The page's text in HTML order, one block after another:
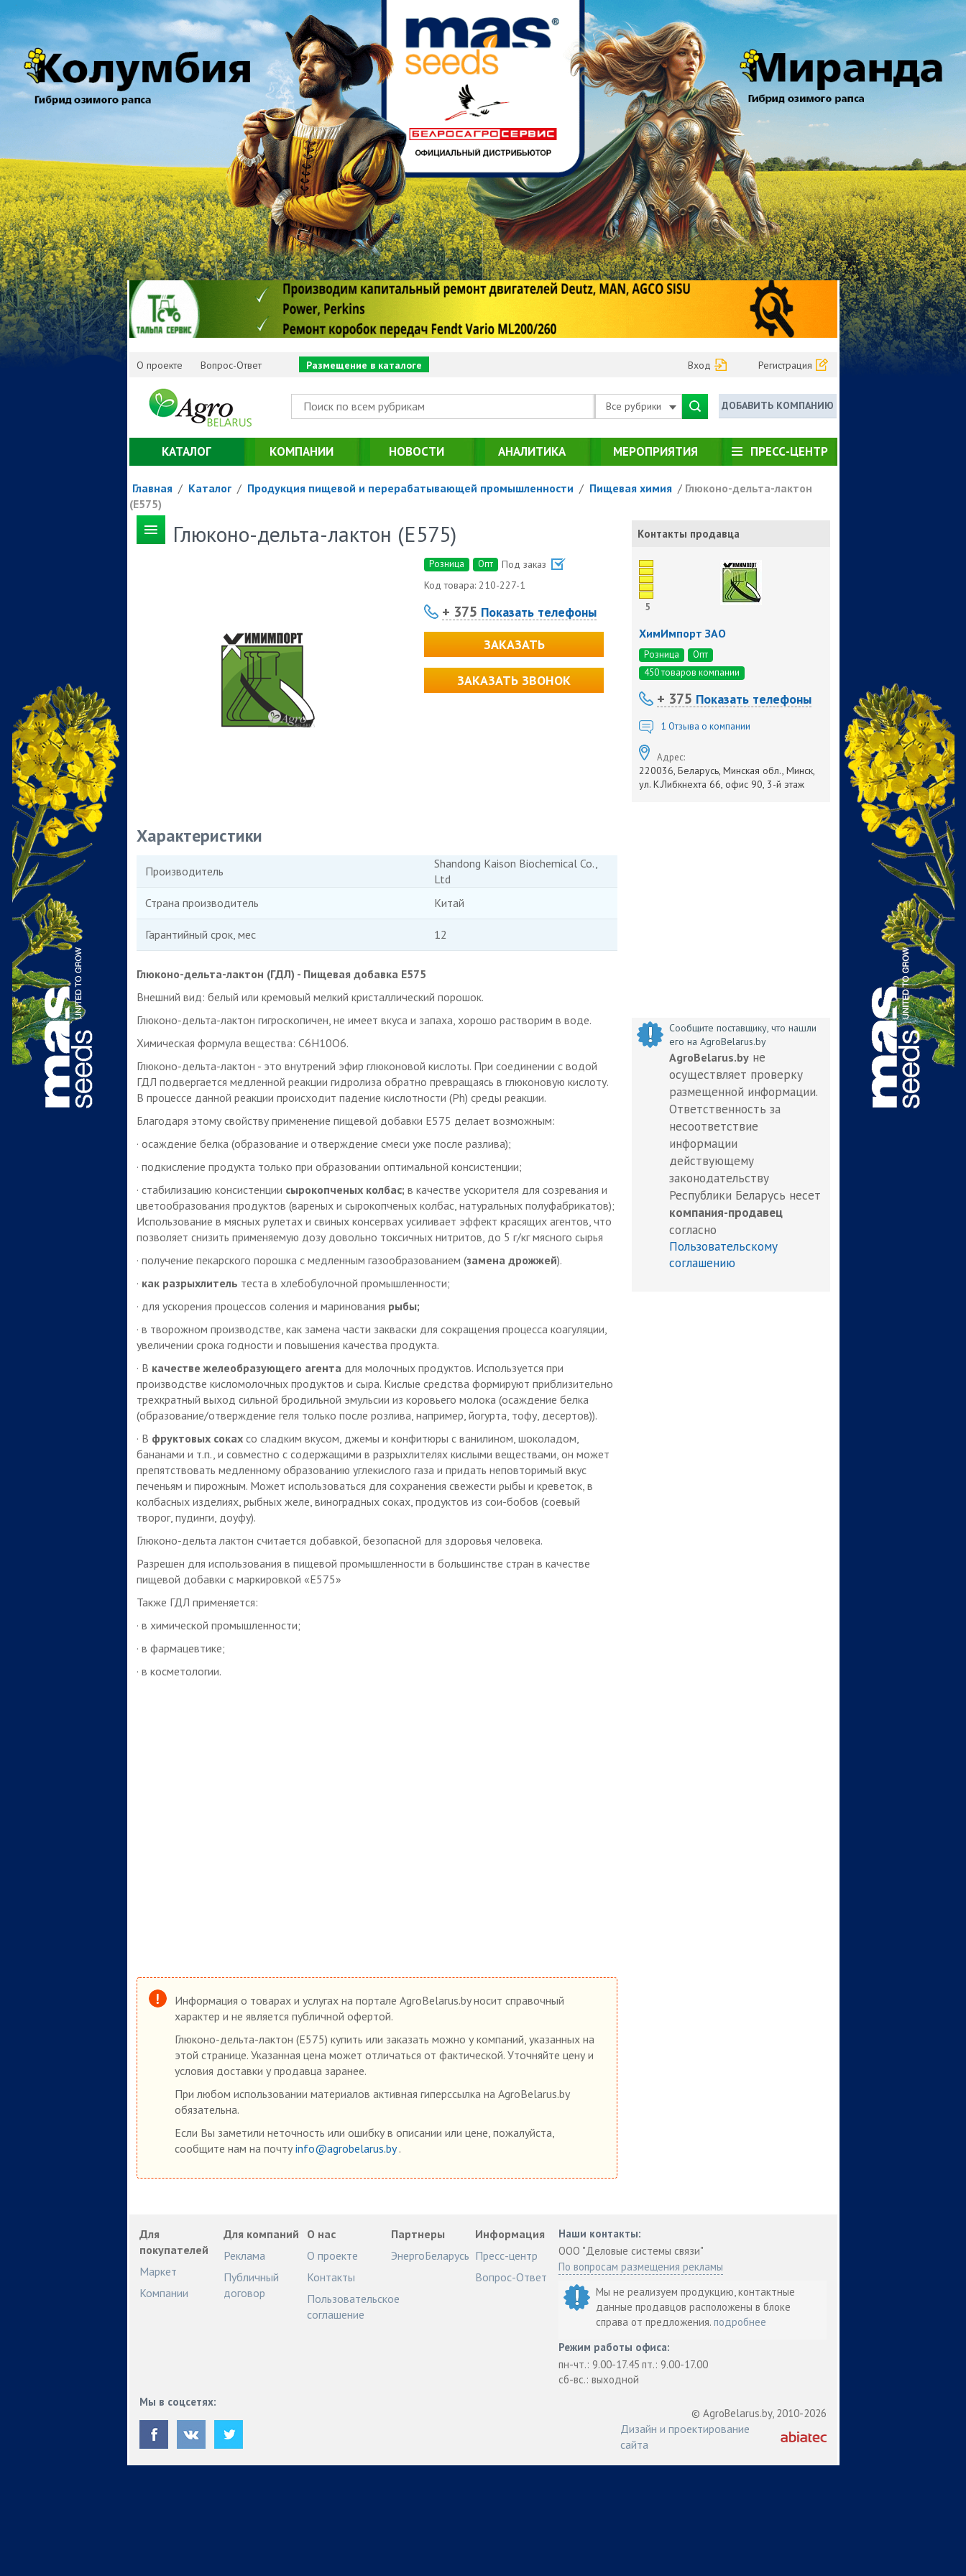
О проекте Вопрос-Ответ Размещение в каталоге Вход Регистрация
Все рубрики ДОБАВИТЬ КОМПАНИЮ
КАТАЛОГ КОМПАНИИ НОВОСТИ АНАЛИТИКА МЕРОПРИЯТИЯ ПРЕСС-ЦЕНТР
Главная / Каталог / Продукция пищевой и перерабатывающей промышленности / Пищевая химия / Глюконо-дельта-лактон
(Е575)
Глюконо-дельта-лактон (Е575)
Розница Опт
Под заказ
Код товара:210-227-1
+ 375 Показать телефоны
ЗАКАЗАТЬ
ЗАКАЗАТЬ ЗВОНОК
Характеристики
Производитель
Shandong Kaison Biochemical Co.,
Ltd
Страна производитель
Китай
Гарантийный срок, мес 12
Глюконо-дельта-лактон (ГДЛ) - Пищевая добавка E575
Внешний вид: белый или кремовый мелкий кристаллический порошок.
Глюконо-дельта-лактон гигроскопичен, не имеет вкуса и запаха, хорошо растворим в воде.
Химическая формула вещества: C6H10O6.
Глюконо-дельта-лактон - это внутрений эфир глюконовой кислоты. При соединении с водой
ГДЛ подвергается медленной реакции гидролиза обратно превращаясь в глюконовую кислоту.
В процессе данной реакции происходит падение кислотности (Ph) среды реакции.
Благодаря этому свойству применение пищевой добавки E575 делает возможным:
· осаждение белка (образование и отверждение смеси уже после разлива);
· подкисление продукта только при образовании оптимальной консистенции;
· стабилизацию консистенции сырокопченых колбас; в качестве ускорителя для созревания и
цветообразования продуктов (вареных и сырокопченых колбас, натуральных полуфабрикатов);
Использование в мясных рулетах и свиных консервах усиливает эффект красящих агентов, что
позволяет снизить применяемую дозу довольно токсичных нитритов, до 5 г/кг мясного сырья
· получение пекарского порошка с медленным газообразованием (замена дрожжей).
· как разрыхлитель теста в хлебобулочной промышленности;
· для ускорения процессов соления и маринования рыбы;
· в творожном производстве, как замена части закваски для сокращения процесса коагуляции,
увеличении срока годности и повышения качества продукта.
· В качестве желеобразующего агента для молочных продуктов. Используется при
производстве кисломолочных продуктов и сыра. Кислые средства формируют приблизительно
трехкратный выход сильной бродильной эмульсии из коровьего молока (осаждение белка
(образование/отверждение геля только после розлива, например, йогурта, тофу, десертов)).
· В фруктовых сокахсо сладким вкусом, джемы и конфитюры с ванилином, шоколадом,
бананами и т.п., и совместно с содержащими в разрыхлителях кислыми веществами, он может
препятствовать медленному образованию углекислого газа и придать неповторимый вкус
печеньям и пирожным. Может использоваться для сохранения свежести рыбы и креветок, в
колбасных изделиях, рыбных желе, виноградных соках, продуктов из сои-бобов (соевый
творог, пудинги, доуфу).
Глюконо-дельта лактон считается добавкой, безопасной для здоровья человека.
Разрешен для использования в пищевой промышленности в большинстве стран в качестве
пищевой добавки с маркировкой «E575»
Также ГДЛ применяется:
· в химической промышленности;
· в фармацевтике;
· в косметологии.
Контакты продавца
5
ХимИмпорт ЗАО
Розница
Опт
450 товаров компании
+ 375 Показать телефоны
1 Отзыва о компании
Адрес:
220036, Беларусь, Минская обл., Минск,
ул. К.Либкнехта 66, офис 90, 3-й этаж
Сообщите поставщику, что нашли
его на AgroBelarus.by
AgroBelarus.by не
осуществляет проверку
размещенной информации.
Ответственность за
несоответствие
информации
действующему
законодательству
Республики Беларусь несет
компания-продавец
согласно
Пользовательскому
соглашению
Информация о товарах и услугах на портале AgroBelarus.by носит справочный
характер и не является публичной офертой.
Глюконо-дельта-лактон (Е575) купить или заказать можно у компаний, указанных на
этой странице. Указанная цена может отличаться от фактической. Уточняйте цену и
условия доставки у продавца заранее.
При любом использовании материалов активная гиперссылка на AgroBelarus.by
обязательна.
Если Вы заметили неточность или ошибку в описании или цене, пожалуйста,
сообщите нам на почту info@agrobelarus.by.
Для
покупателей
Маркет
Компании
Для компаний
Реклама
Публичный
договор
О нас
О проекте
Контакты
Пользовательское
соглашение
Партнеры
ЭнергоБеларусь
Информация
Пресс-центр
Вопрос-Ответ
Наши контакты:
ООО "Деловые системы связи"
По вопросам размещения рекламы
Мы не реализуем продукцию, контактные
данные продавцов расположены в блоке
справа от предложения.подробнее
Режим работы офиса:
пн-чт.: 9.00-17.45 пт.: 9.00-17.00
сб-вс.: выходной
Мы в соцсетях:
© AgroBelarus.by, 2010-2026
Дизайн и проектирование
сайта